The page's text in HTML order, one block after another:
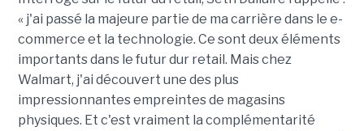
« j'ai passé la majeure partie de ma carrière dans le e-
commerce et la technologie. Ce sont deux éléments
importants dans le futur dur retail. Mais chez
Walmart, j'ai découvert une des plus
impressionnantes empreintes de magasins
physiques. Et c'est vraiment la complémentarité